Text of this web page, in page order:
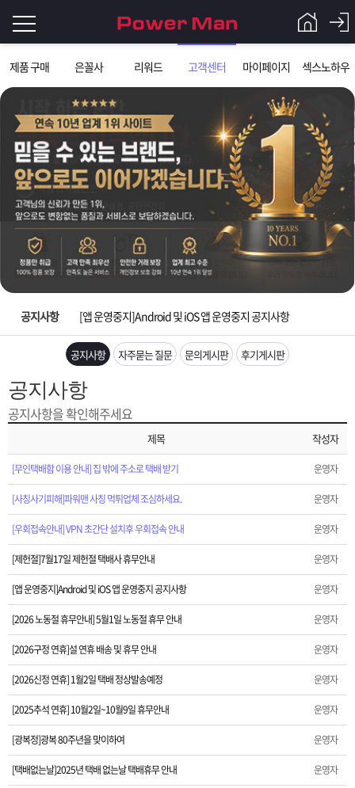
제품 구매 은꼴사 리워드 고객센터 마이페이지 섹스노하우
그
인
이
필
요
니
로
Q&A
파
워
맨
제
품
매
은
사
스
하
우
고
센
터
이
페
이
지
주
문
조
회
공지사항
[제품 가격인하] 2018년 가격인하 안내
[제헌절]7월17일 제헌절 택배사 휴무안내
[앱 운영중지]Android 및 iOS 앱 운영중지 공지사항
[2026 노동절 휴무안내] 5월1일 노동절 휴무 안내
[2026구정 연휴]설 연휴 배송 및 휴무 안내
[2026신정 연휴] 1월2일 택배 정상발송예정
[2025추석 연휴] 10월2일~10월9일 휴무안내
[광복정]광복 80주년을 맞이하여
[택배없는날]2025년 택배 없는날 택배휴무 안내
[2025년 신제품] 비닉스 50mg 재고 확보했습니다.
[폭설 택배지연]11월26일 폭설로 인한 택배 지연안내
[재구매 사은품 따불]정회원 재구매시 사은품 따불로 증정해드립니다.
[운송장번호 조회법]배송조회 및 국내 택배업체 운송장 조회 하는법
[2024추석 연휴안내] 9월14일~9월18일 휴무안내
[사칭사이트3]모방 및 사칭하는 사이트 [큐약국]꼭 조심하세요.
공지사항 자주묻는 질문 문의게시판 후기게시판
공지사항
공지사항을 확인해주세요
제목 작성자
[무인택배함 이용 안내] 집 밖에 주소로 택배 받기 운영자
[사칭사기피해]파워맨 사칭 먹튀업체 조심하세요. 운영자
[우회접속안내] VPN 초간단 설치후 우회접속 안내 운영자
[제헌절]7월17일 제헌절 택배사 휴무안내 운영자
[앱 운영중지]Android 및 iOS 앱 운영중지 공지사항 운영자
[2026 노동절 휴무안내] 5월1일 노동절 휴무 안내 운영자
[2026구정 연휴]설 연휴 배송 및 휴무 안내 운영자
[2026신정 연휴] 1월2일 택배 정상발송예정 운영자
[2025추석 연휴] 10월2일~10월9일 휴무안내 운영자
[광복정]광복 80주년을 맞이하여 운영자
[택배없는날]2025년 택배 없는날 택배휴무 안내 운영자